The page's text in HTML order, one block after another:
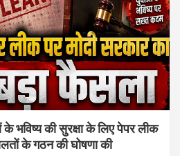
के भविष्य की सुरक्षा के लिए पेपर लीक
के गठन की घोषणा की